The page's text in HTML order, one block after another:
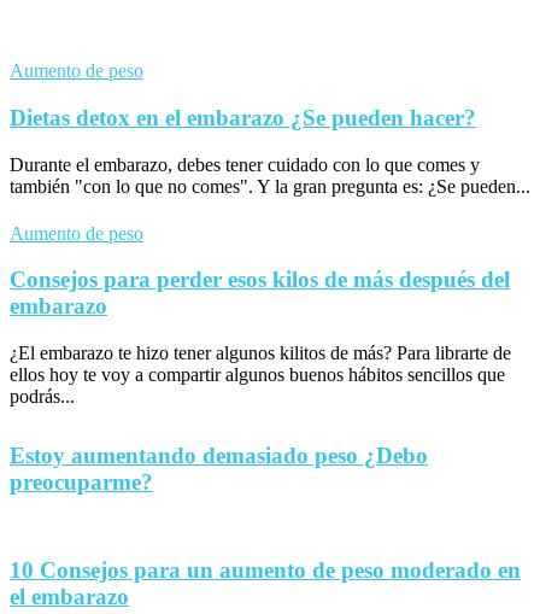
Aumento de peso
Dietas detox en el embarazo ¿Se pueden hacer?
Durante el embarazo, debes tener cuidado con lo que comes y
también "con lo que no comes". Y la gran pregunta es: ¿Se pueden...
Aumento de peso
Consejos para perder esos kilos de más después del
embarazo
¿El embarazo te hizo tener algunos kilitos de más? Para librarte de
ellos hoy te voy a compartir algunos buenos hábitos sencillos que
podrás...
Estoy aumentando demasiado peso ¿Debo
preocuparme?
10 Consejos para un aumento de peso moderado en
el embarazo